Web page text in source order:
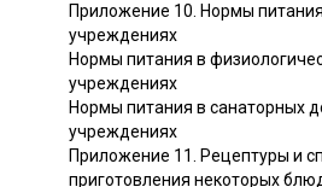
Приложение 10. Нормы
учреждениях
Нормы питания в
учреждениях
Нормы питания в санаторных
учреждениях
Приложение 11. Рецептуры и
приготовления некоторых